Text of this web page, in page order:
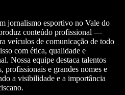
jornalismo esportivo no Vale do
conteúdo profissional —
veículos de comunicação de todo
com ética, qualidade e
Nossa equipe destaca talentos
profissionais e grandes nomes e
a visibilidade e a importância